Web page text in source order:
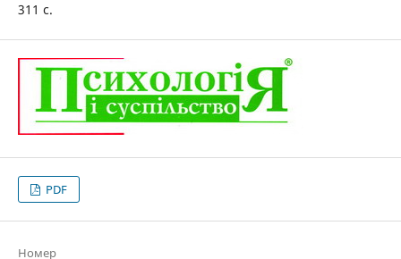
311 с.
PDF
Номер